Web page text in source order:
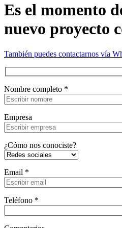
Es el momento
nuevo proyecto
También puedes contactarnos vía
Nombre completo *
Empresa
¿Cómo nos conociste?
Email *
Teléfono *